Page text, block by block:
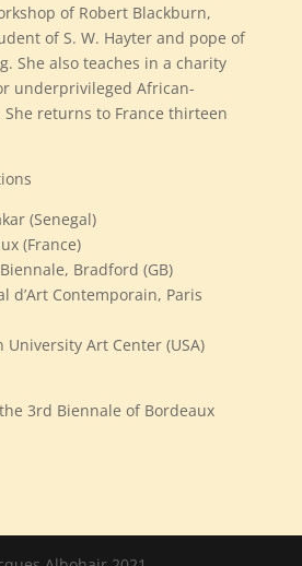
of Robert Blackburn,
of S. W. Hayter and pope of
She also teaches in a charity
underprivileged African-
returns to France thirteen
(Senegal)
(France)
Bradford (GB)
d’Art Contemporain, Paris
University Art Center (USA)
3rd Biennale of Bordeaux